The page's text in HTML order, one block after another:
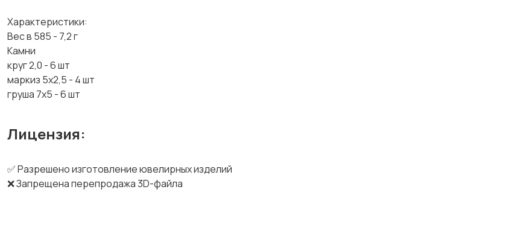
Характеристики:
Вес в 585 - 7,2 г
Камни
круг 2,0 - 6 шт
маркиз 5х2,5 - 4 шт
груша 7х5 - 6 шт
Лицензия:
✅ Разрешено изготовление ювелирных изделий
❌ Запрещена перепродажа 3D-файла